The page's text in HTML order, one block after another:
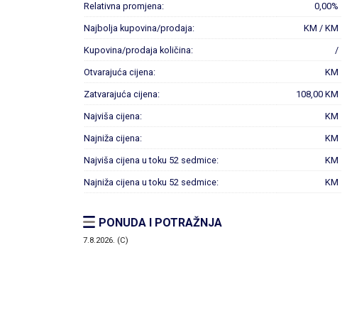
Relativna promjena: 0,00%
Najbolja kupovina/prodaja: KM / KM
Kupovina/prodaja količina: /
Otvarajuća cijena: KM
Zatvarajuća cijena: 108,00 KM
Najviša cijena: KM
Najniža cijena: KM
Najviša cijena u toku 52 sedmice: KM
Najniža cijena u toku 52 sedmice: KM
PONUDA I POTRAŽNJA
7.8.2026. (C)